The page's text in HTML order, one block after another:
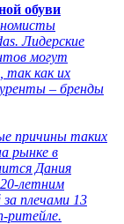
обуви
Лидерские
могут
так как их
– бренды
причины таких
рынке в
Дания
летним
плечами 13
ритейле.